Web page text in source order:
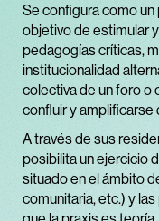
Se configura como
objetivo de estimular
pedagogías críticas,
institucionalidad
colectiva de un foro o
confluir y amplificarse
A través de sus
posibilita un ejercicio
situado en el ámbito
comunitaria, etc.) y